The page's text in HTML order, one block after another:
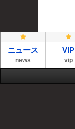
ニュース
news
VIP
vip